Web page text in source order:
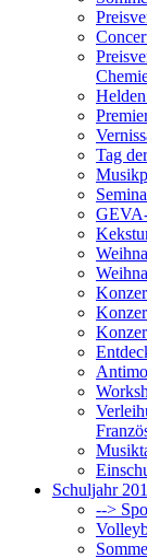
Tag
Schuljahr
-->